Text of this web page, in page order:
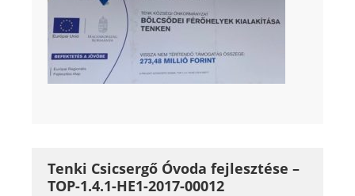
Tenki Csicsergő Óvoda fejlesztése –
TOP-1.4.1-HE1-2017-00012